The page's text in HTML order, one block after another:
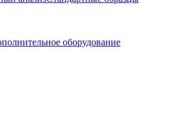
оборудование